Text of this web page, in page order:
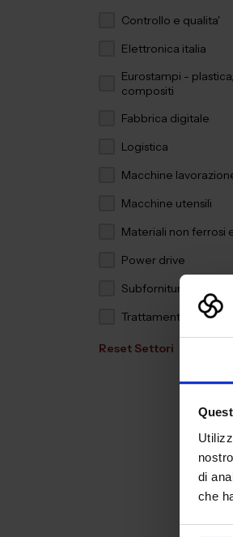
di
che
Controllo e qualita'
Elettronica italia
Eurostampi -
compositi
Fabbrica digitale
Logistica
Macchine
Macchine utensili
Materiali non ferrosi
Power drive
Subfornitura
Trattamenti e finiture
Reset Settori